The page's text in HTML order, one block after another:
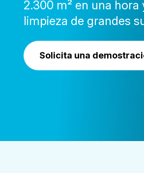
2.300 m² en una
limpieza de grandes
Solicita una